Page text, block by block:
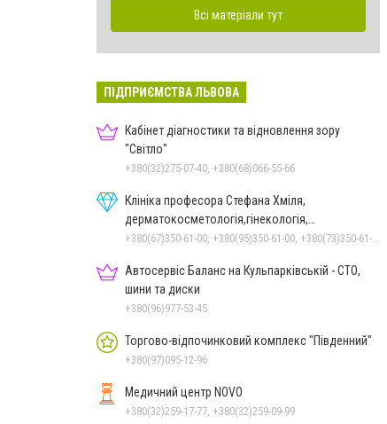
Всі матеріали тут
ПІДПРИЄМСТВА ЛЬВОВА
Кабінет діагностики та відновлення зору
"Світло"
+380(32)275-07-40, +380(68)066-55-66
Клініка професора Стефана Хміля,
дерматокосметологія,гінекологія,
акушерство,урологія,УЗД у Львові
Автосервіс Баланс на Кульпарківській - СТО,
шини та диски
+380(96)977-53-45
Торгово-відпочинковий комплекс "Південний"
+380(97)095-12-96
Медичний центр NOVO
+380(32)259-17-77, +380(32)259-09-99